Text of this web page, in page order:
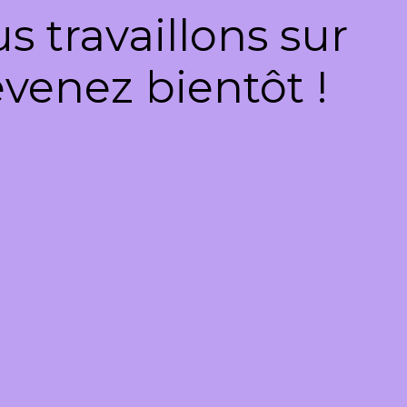
travaillons sur
bientôt !